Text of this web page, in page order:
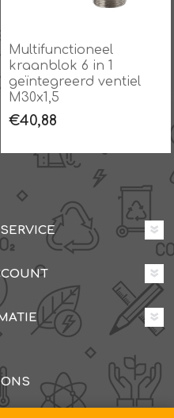
Multifunctioneel
kraanblok 6 in 1
geïntegreerd ventiel
M30x1,5
€40,88